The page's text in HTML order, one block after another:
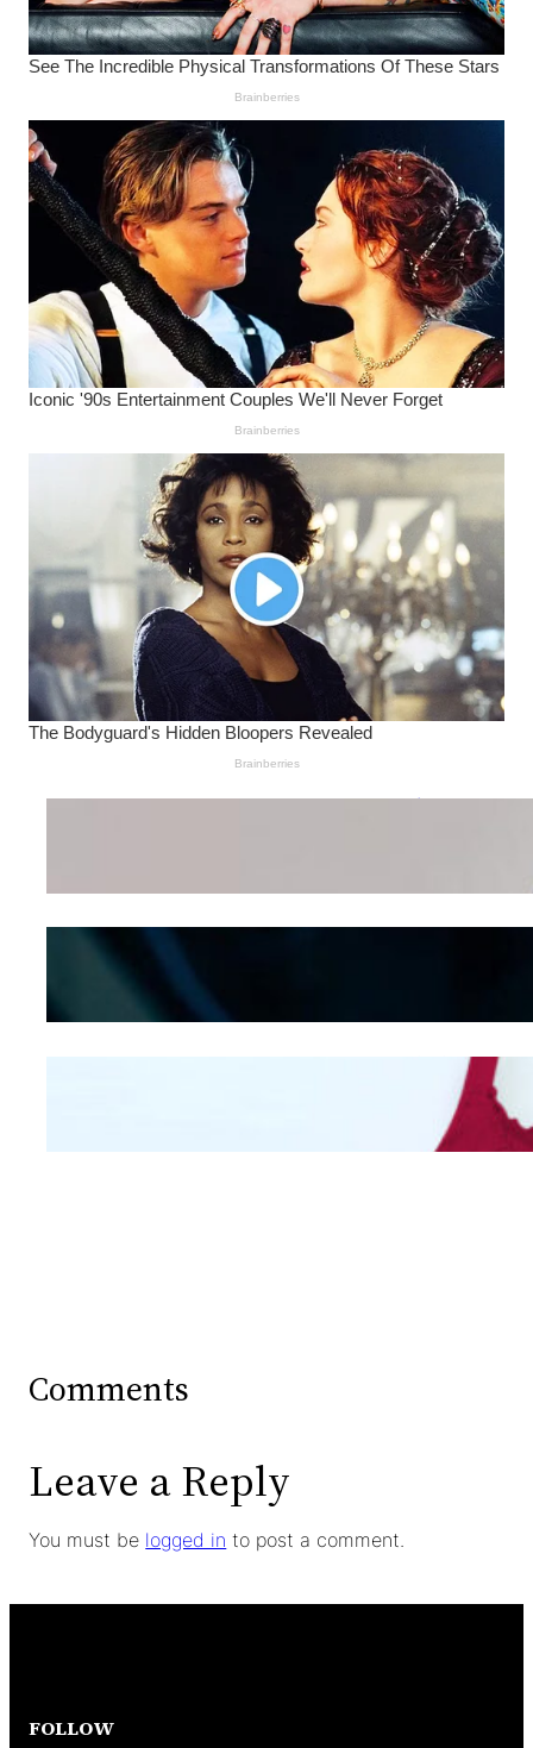
Wanita Pamer Pakaian
Kepribadian
Mengintip Kepribadian
Wanita Dari Warna Bra
Comments
Leave a Reply
You must be logged in to post a comment.
FOLLOW